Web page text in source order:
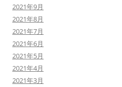
2021年9月
2021年8月
2021年7月
2021年6月
2021年5月
2021年4月
2021年3月